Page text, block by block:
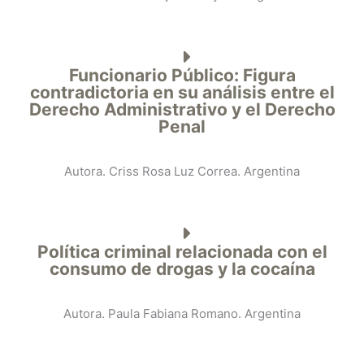
Funcionario Público: Figura
contradictoria en su análisis entre el
Derecho Administrativo y el Derecho
Penal
Autora. Criss Rosa Luz Correa. Argentina
Política criminal relacionada con el
consumo de drogas y la cocaína
Autora. Paula Fabiana Romano. Argentina